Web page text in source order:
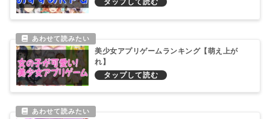
美少女アプリゲームランキング【萌え上が
れ】